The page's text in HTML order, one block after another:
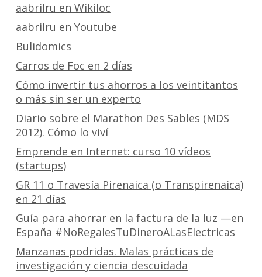
aabrilru en Wikiloc
aabrilru en Youtube
Bulidomics
Carros de Foc en 2 días
Cómo invertir tus ahorros a los veintitantos
o más sin ser un experto
Diario sobre el Marathon Des Sables (MDS
2012). Cómo lo viví
Emprende en Internet: curso 10 vídeos
(startups)
GR 11 o Travesía Pirenaica (o Transpirenaica)
en 21 días
Guía para ahorrar en la factura de la luz —en
España #NoRegalesTuDineroALasElectricas
Manzanas podridas. Malas prácticas de
investigación y ciencia descuidada